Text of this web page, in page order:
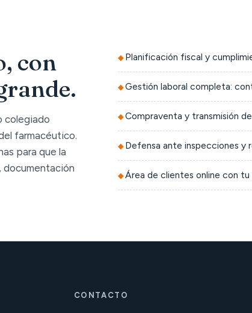
con
colegiado
farmacéutico.
para que la
documentación
Planificación fiscal y
Gestión laboral completa:
Compraventa y transmisión
Defensa ante inspecciones y
Área de clientes online con
CONTACTO